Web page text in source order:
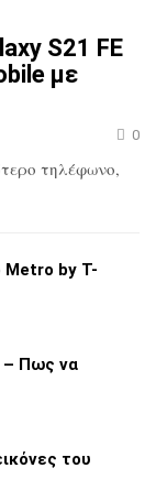
S21 FE
με
0
τηλέφωνο,
Metro by T-
– Πως να
του